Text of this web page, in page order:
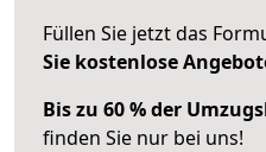
Füllen Sie jetzt das
Sie kostenlose
Bis zu 60 % der
finden Sie nur bei uns!